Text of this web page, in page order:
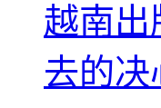
越南出
去的决